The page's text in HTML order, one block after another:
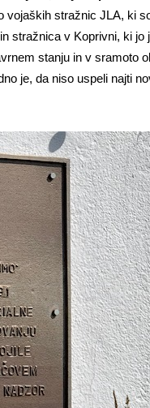
vojaških stražnic JLA, ki
stražnica v Koprivni, ki jo
stanju in v sramoto
je, da niso uspeli najti